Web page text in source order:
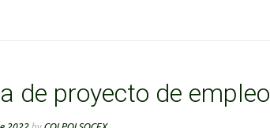
de proyecto de empleo